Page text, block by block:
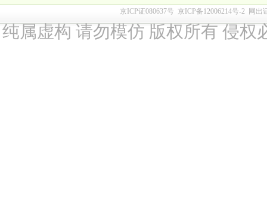
京ICP证080637号 京ICP备12006214号-2 网出
纯属虚构 请勿模仿 版权所有 侵权